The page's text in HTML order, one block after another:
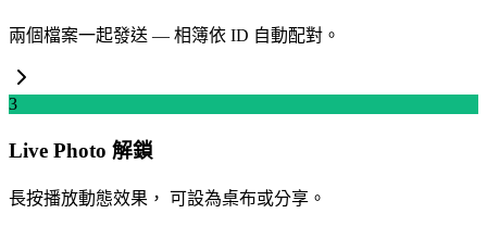
兩個檔案一起發送 — 相簿依 ID 自動配對。
3
Live Photo 解鎖
長按播放動態效果， 可設為桌布或分享。